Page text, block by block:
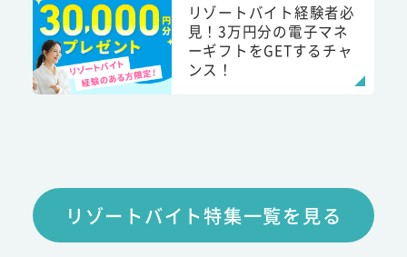
リゾートバイト経験者必
見！3万円分の電子マネ
ーギフトをGETするチャ
ンス！
リゾートバイト特集一覧を見る